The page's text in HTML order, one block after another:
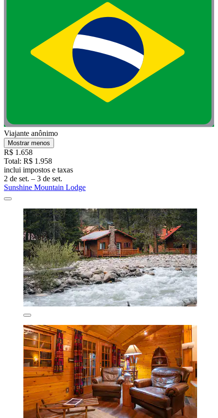
Viajante anônimo
Mostrar menos
R$ 1.658
Total: R$ 1.958
inclui impostos e taxas
2 de set. – 3 de set.
Sunshine Mountain Lodge